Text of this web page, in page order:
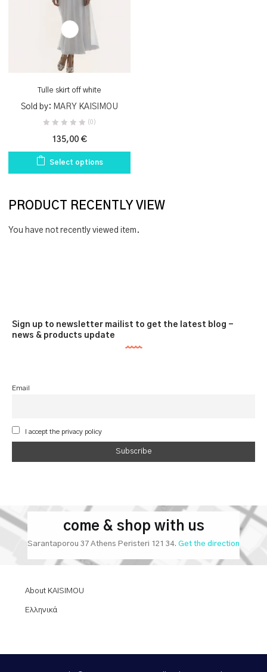
Tulle skirt off white
Sold by: MARY KAISIMOU
(0)
135,00 €
Select options
PRODUCT RECENTLY VIEW
You have not recently viewed item.
Sign up to newsletter mailist to get the latest blog -
news & products update
Email
I accept the privacy policy
come & shop with us
Sarantaporou 37 Athens Peristeri 121 34. Get the direction
About KAISIMOU
Ελληνικά